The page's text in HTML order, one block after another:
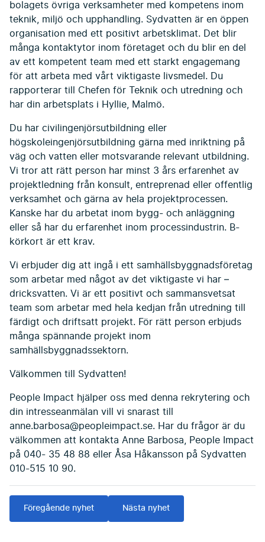
bolagets övriga verksamheter med kompetens inom
teknik, miljö och upphandling. Sydvatten är en öppen
organisation med ett positivt arbetsklimat. Det blir
många kontaktytor inom företaget och du blir en del
av ett kompetent team med ett starkt engagemang
för att arbeta med vårt viktigaste livsmedel. Du
rapporterar till Chefen för Teknik och utredning och
har din arbetsplats i Hyllie, Malmö.
Du har civilingenjörsutbildning eller
högskoleingenjörsutbildning gärna med inriktning på
väg och vatten eller motsvarande relevant utbildning.
Vi tror att rätt person har minst 3 års erfarenhet av
projektledning från konsult, entreprenad eller offentlig
verksamhet och gärna av hela projektprocessen.
Kanske har du arbetat inom bygg- och anläggning
eller så har du erfarenhet inom processindustrin. B-
körkort är ett krav.
Vi erbjuder dig att ingå i ett samhällsbyggnadsföretag
som arbetar med något av det viktigaste vi har –
dricksvatten. Vi är ett positivt och sammansvetsat
team som arbetar med hela kedjan från utredning till
färdigt och driftsatt projekt. För rätt person erbjuds
många spännande projekt inom
samhällsbyggnadssektorn.
Välkommen till Sydvatten!
People Impact hjälper oss med denna rekrytering och
din intresseanmälan vill vi snarast till
anne.barbosa@peopleimpact.se. Har du frågor är du
välkommen att kontakta Anne Barbosa, People Impact
på 040- 35 48 88 eller Åsa Håkansson på Sydvatten
010-515 10 90.
Föregående nyhet Nästa nyhet